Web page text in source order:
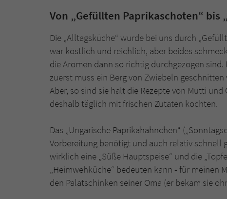
Von „Gefüllten Paprikaschoten“ bis
Die „Alltagsküche“ wurde bei uns durch
war köstlich und reichlich, aber beides
die Aromen dann so richtig durchgezogen
zuerst muss ein Berg von Zwiebeln
Aber, so sind sie halt die Rezepte von Mutti
deshalb täglich mit frischen Zutaten kochten.
Das „Ungarische Paprikahähnchen“
Vorbereitung benötigt und auch relativ schnell
wirklich eine „Süße Hauptspeise“ und die
„Heimwehküche“ bedeuten kann - für meinen
den Palatschinken seiner Oma (er bekam sie